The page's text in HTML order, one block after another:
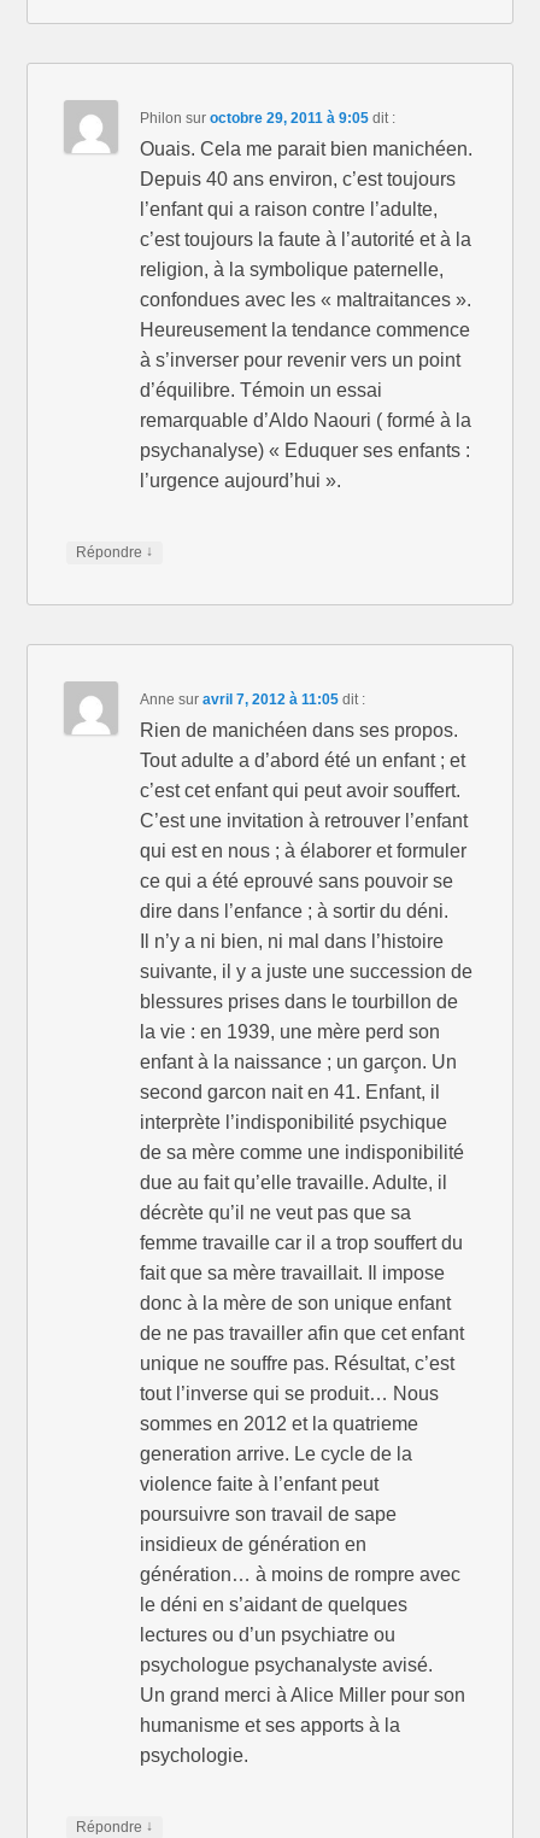
f
ê
e
n
r
e
f
ê
)
Philon suroctobre 29, 2011 à 9:05dit :
Ouais. Cela me parait bien manichéen.
Depuis 40 ans environ, c’est toujours
l’enfant qui a raison contre l’adulte,
c’est toujours la faute à l’autorité et à la
religion, à la symbolique paternelle,
confondues avec les « maltraitances ».
Heureusement la tendance commence
à s’inverser pour revenir vers un point
d’équilibre. Témoin un essai
remarquable d’Aldo Naouri ( formé à la
psychanalyse) « Eduquer ses enfants :
l’urgence aujourd’hui ».
Répondre ↓
Anne suravril 7, 2012 à 11:05dit :
Rien de manichéen dans ses propos.
Tout adulte a d’abord été un enfant ; et
c’est cet enfant qui peut avoir souffert.
C’est une invitation à retrouver l’enfant
qui est en nous ; à élaborer et formuler
ce qui a été eprouvé sans pouvoir se
dire dans l’enfance ; à sortir du déni.
Il n’y a ni bien, ni mal dans l’histoire
suivante, il y a juste une succession de
blessures prises dans le tourbillon de
la vie : en 1939, une mère perd son
enfant à la naissance ; un garçon. Un
second garcon nait en 41. Enfant, il
interprète l’indisponibilité psychique
de sa mère comme une indisponibilité
due au fait qu’elle travaille. Adulte, il
décrète qu’il ne veut pas que sa
femme travaille car il a trop souffert du
fait que sa mère travaillait. Il impose
donc à la mère de son unique enfant
de ne pas travailler afin que cet enfant
unique ne souffre pas. Résultat, c’est
tout l’inverse qui se produit… Nous
sommes en 2012 et la quatrieme
generation arrive. Le cycle de la
violence faite à l’enfant peut
poursuivre son travail de sape
insidieux de génération en
génération… à moins de rompre avec
le déni en s’aidant de quelques
lectures ou d’un psychiatre ou
psychologue psychanalyste avisé.
Un grand merci à Alice Miller pour son
humanisme et ses apports à la
psychologie.
Répondre ↓